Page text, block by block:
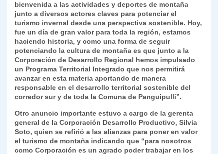
bienvenida a las actividades y deportes de montaña
junto a diversos actores claves para potenciar el
turismo invernal desde una perspectiva sostenible. Hoy,
fue un día de gran valor para toda la región, estamos
haciendo historia, y como una forma de seguir
potenciando la cultura de montaña es que junto a la
Corporación de Desarrollo Regional hemos impulsado
un Programa Territorial Integrado que nos permitirá
avanzar en esta materia aportando de manera
responsable en el desarrollo territorial sostenible del
corredor sur y de toda la Comuna de Panguipulli”.
Otro anuncio importante estuvo a cargo de la gerenta
general de la Corporación Desarrollo Productivo, Silvia
Soto, quien se refirió a las alianzas para poner en valor
el turismo de montaña indicando que “para nosotros
como Corporación es un agrado poder trabajar en los